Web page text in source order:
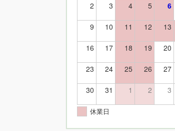
2 3 4 5 6
9 10 11 12 13
16 17 18 19 20
23 24 25 26 27
30 31 1 2 3
休業日